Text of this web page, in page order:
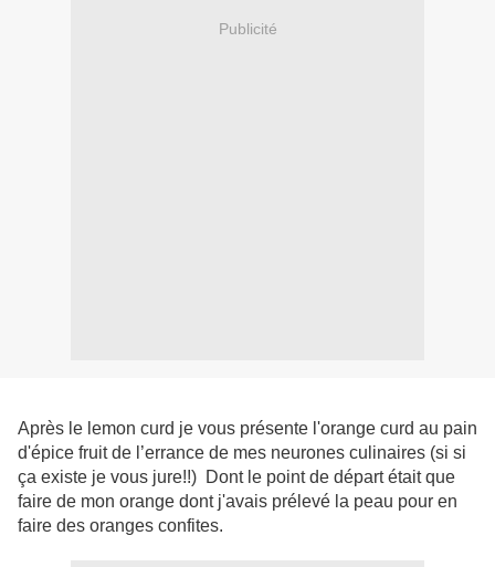
Publicité
Après le lemon curd je vous présente l'orange curd au pain
d'épice fruit de l’errance de mes neurones culinaires (si si
ça existe je vous jure!!) Dont le point de départ était que
faire de mon orange dont j'avais prélevé la peau pour en
faire des oranges confites.